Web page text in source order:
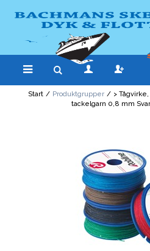
Start / Produktgrupper / >
tackelgarn 0,8 mm